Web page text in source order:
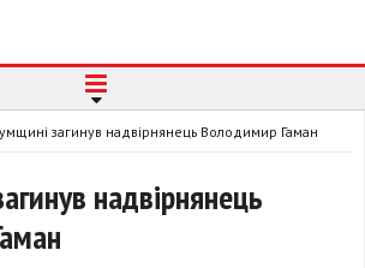
загинув надвірнянець Володимир Гаман
надвірнянець